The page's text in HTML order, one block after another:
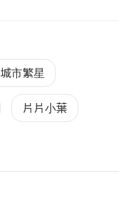
城市繁星
片片小葉